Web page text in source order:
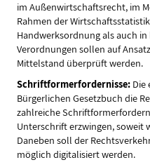
im Außenwirtschaftsrecht, im
Rahmen der
Handwerksordnung als auch
Verordnungen sollen auf
Mittelstand überprüft werden.
Schriftformerfordernisse: Die
Bürgerlichen Gesetzbuch die
zahlreiche
Unterschrift erzwingen, soweit
Daneben soll der
möglich digitalisiert werden.